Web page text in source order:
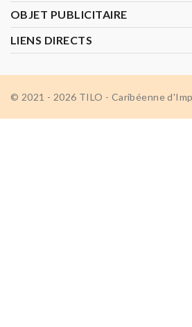
OBJET PUBLICITAIRE
LIENS DIRECTS
© 2021 - 2026 TILO - Caribéenne